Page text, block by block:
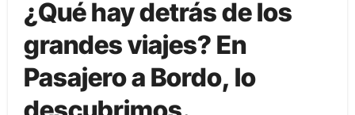
¿Qué hay detrás de los
grandes viajes? En
Pasajero a Bordo, lo